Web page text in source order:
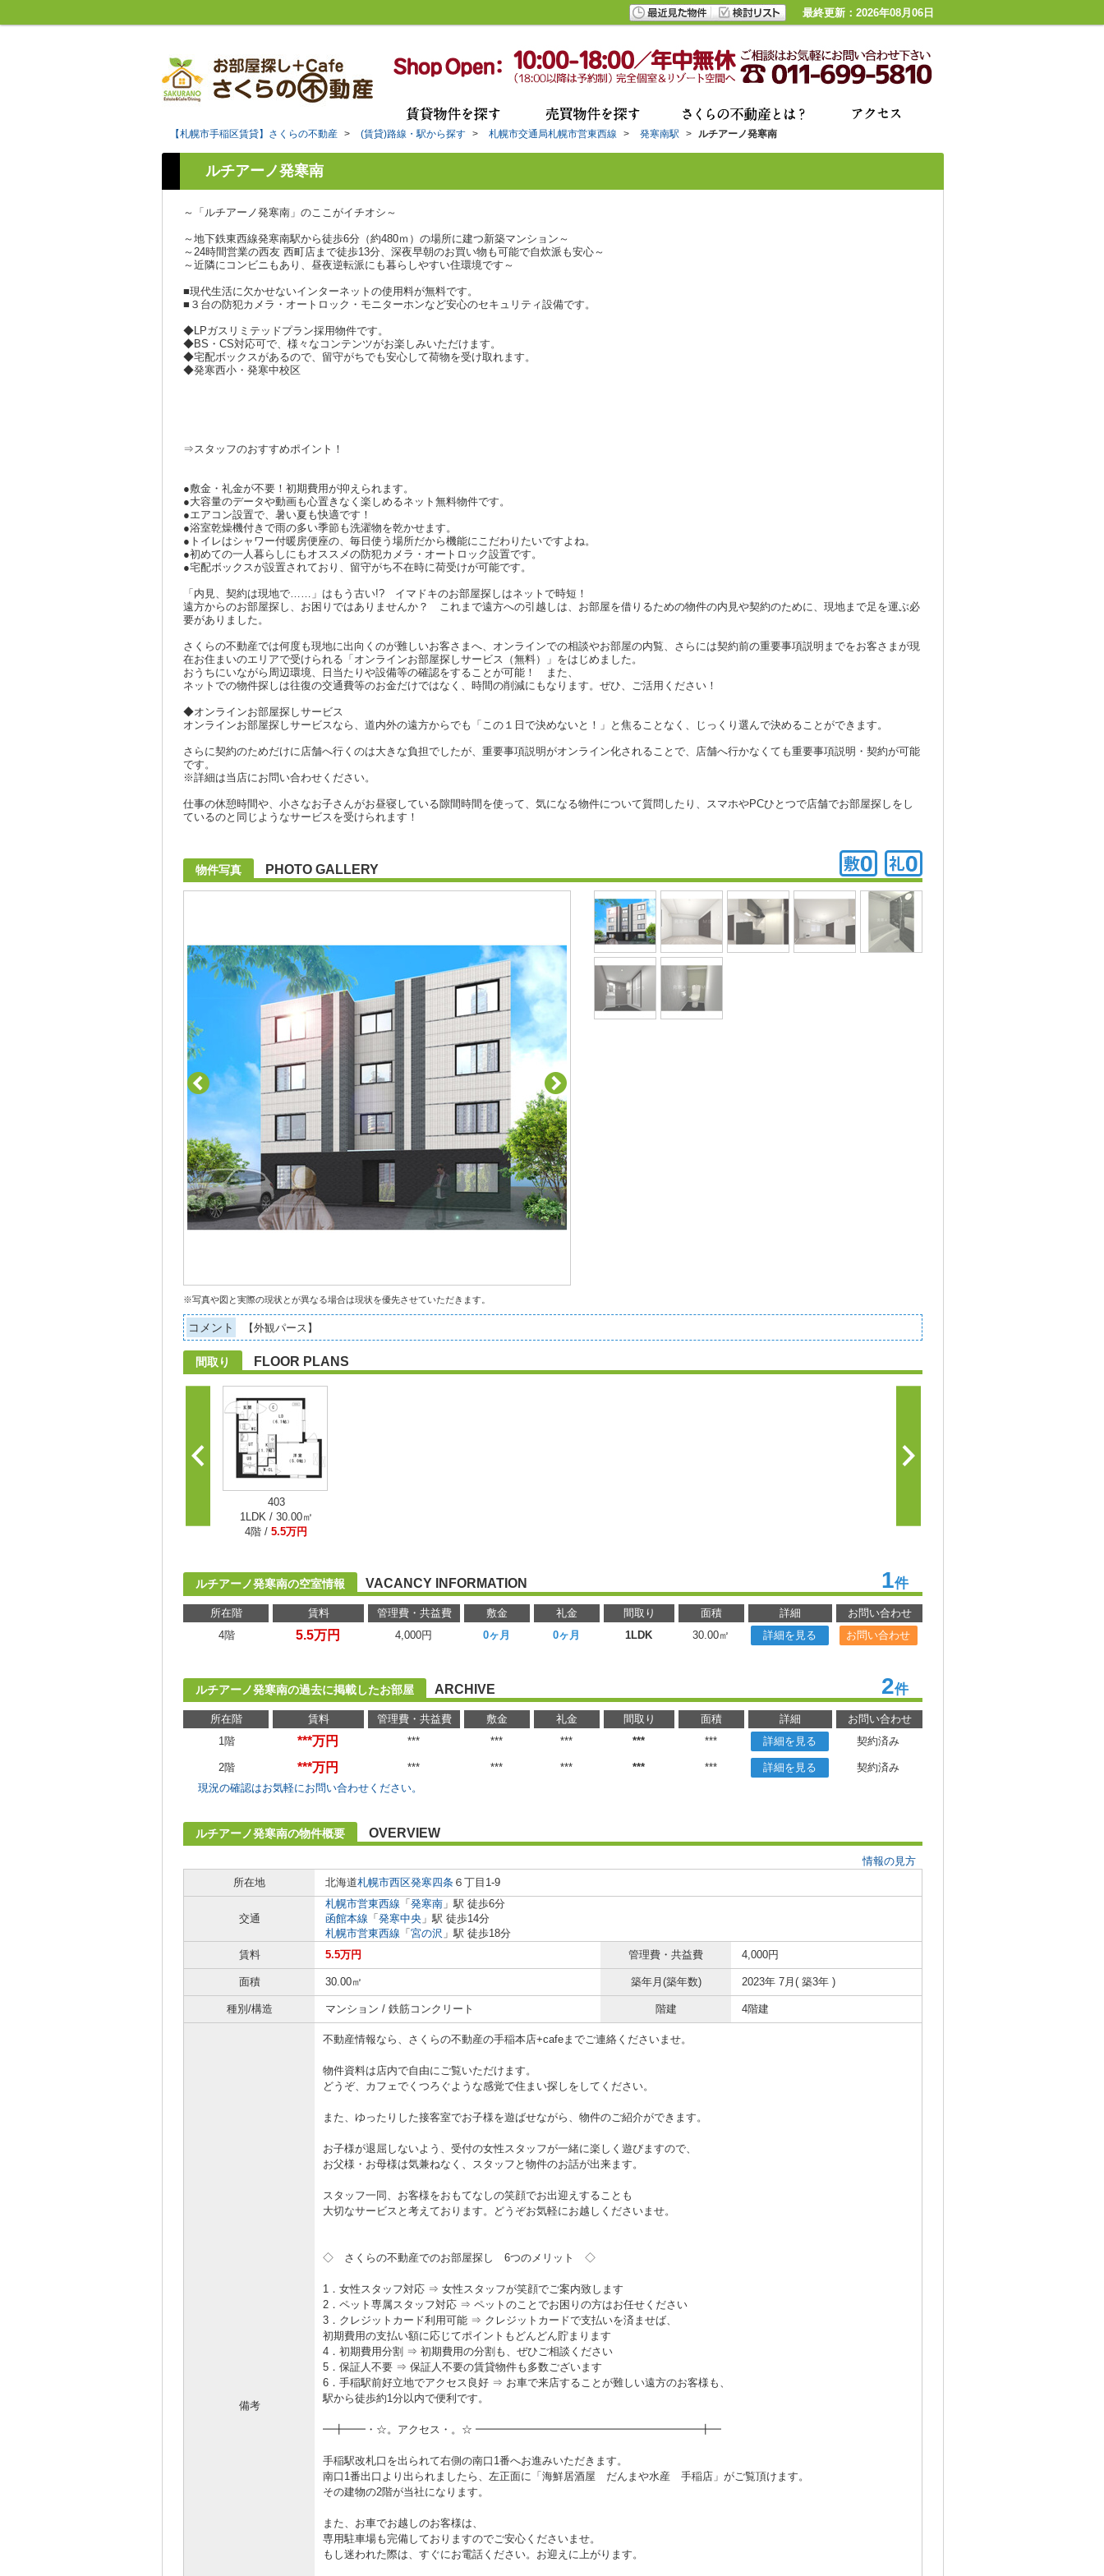
最終更新：2026年08月06日
【札幌市手稲区賃貸】さくらの不動産 > (賃貸)路線・駅から探す > 札幌市交通局札幌市営東西線 > 発寒南駅 > ルチアーノ発寒南
ルチアーノ発寒南
～「ルチアーノ発寒南」のここがイチオシ～
～地下鉄東西線発寒南駅から徒歩6分（約480ｍ）の場所に建つ新築マンション～
～24時間営業の西友 西町店まで徒歩13分、深夜早朝のお買い物も可能で自炊派も安心～
～近隣にコンビニもあり、昼夜逆転派にも暮らしやすい住環境です～
■現代生活に欠かせないインターネットの使用料が無料です。
■３台の防犯カメラ・オートロック・モニターホンなど安心のセキュリティ設備です。
◆LPガスリミテッドプラン採用物件です。
◆BS・CS対応可で、様々なコンテンツがお楽しみいただけます。
◆宅配ボックスがあるので、留守がちでも安心して荷物を受け取れます。
◆発寒西小・発寒中校区
⇒スタッフのおすすめポイント！
●敷金・礼金が不要！初期費用が抑えられます。
●大容量のデータや動画も心置きなく楽しめるネット無料物件です。
●エアコン設置で、暑い夏も快適です！
●浴室乾燥機付きで雨の多い季節も洗濯物を乾かせます。
●トイレはシャワー付暖房便座の、毎日使う場所だから機能にこだわりたいですよね。
●初めての一人暮らしにもオススメの防犯カメラ・オートロック設置です。
●宅配ボックスが設置されており、留守がち不在時に荷受けが可能です。
「内見、契約は現地で……」はもう古い!? イマドキのお部屋探しはネットで時短！
遠方からのお部屋探し、お困りではありませんか？ これまで遠方への引越しは、お部屋を借りるための物件の内見や契約のために、現地まで足を運ぶ必
要がありました。
さくらの不動産では何度も現地に出向くのが難しいお客さまへ、オンラインでの相談やお部屋の内覧、さらには契約前の重要事項説明までをお客さまが現
在お住まいのエリアで受けられる「オンラインお部屋探しサービス（無料）」をはじめました。
おうちにいながら周辺環境、日当たりや設備等の確認をすることが可能！ また、
ネットでの物件探しは往復の交通費等のお金だけではなく、時間の削減にもなります。ぜひ、ご活用ください！
◆オンラインお部屋探しサービス
オンラインお部屋探しサービスなら、道内外の遠方からでも「この１日で決めないと！」と焦ることなく、じっくり選んで決めることができます。
さらに契約のためだけに店舗へ行くのは大きな負担でしたが、重要事項説明がオンライン化されることで、店舗へ行かなくても重要事項説明・契約が可能
です。
※詳細は当店にお問い合わせください。
仕事の休憩時間や、小さなお子さんがお昼寝している隙間時間を使って、気になる物件について質問したり、スマホやPCひとつで店舗でお部屋探しをし
ているのと同じようなサービスを受けられます！
物件写真 PHOTO GALLERY
※写真や図と実際の現状とが異なる場合は現状を優先させていただきます。
コメント 【外観パース】
間取り FLOOR PLANS
403
1LDK / 30.00㎡
4階 / 5.5万円
ルチアーノ発寒南の空室情報 VACANCY INFORMATION 1件
所在階 賃料 管理費・共益費 敷金 礼金 間取り 面積 詳細
お問い合わせ
4階
5.5万円 4,000円 0ヶ月 0ヶ月 1LDK 30.00㎡ 詳細を見る お問い合わせ
ルチアーノ発寒南の過去に掲載したお部屋 ARCHIVE 2件
所在階 賃料 管理費・共益費 敷金 礼金 間取り 面積 詳細
お問い合わせ
1階
***万円 *** *** *** *** *** 詳細を見る 契約済み
2階 ***万円 *** *** *** *** *** 詳細を見る
契約済み
現況の確認はお気軽にお問い合わせください。
ルチアーノ発寒南の物件概要 OVERVIEW
情報の見方
所在地
北海道札幌市西区発寒四条 ６丁目1-9
交通
札幌市営東西線 「 発寒南 」駅 徒歩6分
函館本線 「 発寒中央 」駅 徒歩14分
札幌市営東西線 「 宮の沢 」駅 徒歩18分
賃料
5.5万円 管理費・共益費 4,000円
面積 30.00㎡ 築年月(築年数) 2023年 7月( 築3年 )
種別/構造 マンション / 鉄筋コンクリート 階建 4階建
備考
不動産情報なら、さくらの不動産の手稲本店+cafeまでご連絡くださいませ。
物件資料は店内で自由にご覧いただけます。
どうぞ、カフェでくつろぐような感覚で住まい探しをしてください。
また、ゆったりした接客室でお子様を遊ばせながら、物件のご紹介ができます。
お子様が退屈しないよう、受付の女性スタッフが一緒に楽しく遊びますので、
お父様・お母様は気兼ねなく、スタッフと物件のお話が出来ます。
スタッフ一同、お客様をおもてなしの笑顔でお出迎えすることも
大切なサービスと考えております。どうぞお気軽にお越しくださいませ。
◇ さくらの不動産でのお部屋探し 6つのメリット ◇
1．女性スタッフ対応 ⇒ 女性スタッフが笑顔でご案内致します
2．ペット専属スタッフ対応 ⇒ ペットのことでお困りの方はお任せください
3．クレジットカード利用可能 ⇒ クレジットカードで支払いを済ませば、
初期費用の支払い額に応じてポイントもどんどん貯まります
4．初期費用分割 ⇒ 初期費用の分割も、ぜひご相談ください
5．保証人不要 ⇒ 保証人不要の賃貸物件も多数ございます
6．手稲駅前好立地でアクセス良好 ⇒ お車で来店することが難しい遠方のお客様も、
駅から徒歩約1分以内で便利です。
━╋━━・☆。アクセス・。☆ ━━━━━━━━━━━━━━━━━━━━━╋━
手稲駅改札口を出られて右側の南口1番へお進みいただきます。
南口1番出口より出られましたら、左正面に「海鮮居酒屋 だんまや水産 手稲店」がご覧頂けます。
その建物の2階が当社になります。
また、お車でお越しのお客様は、
専用駐車場も完備しておりますのでご安心くださいませ。
もし迷われた際は、すぐにお電話ください。お迎えに上がります。